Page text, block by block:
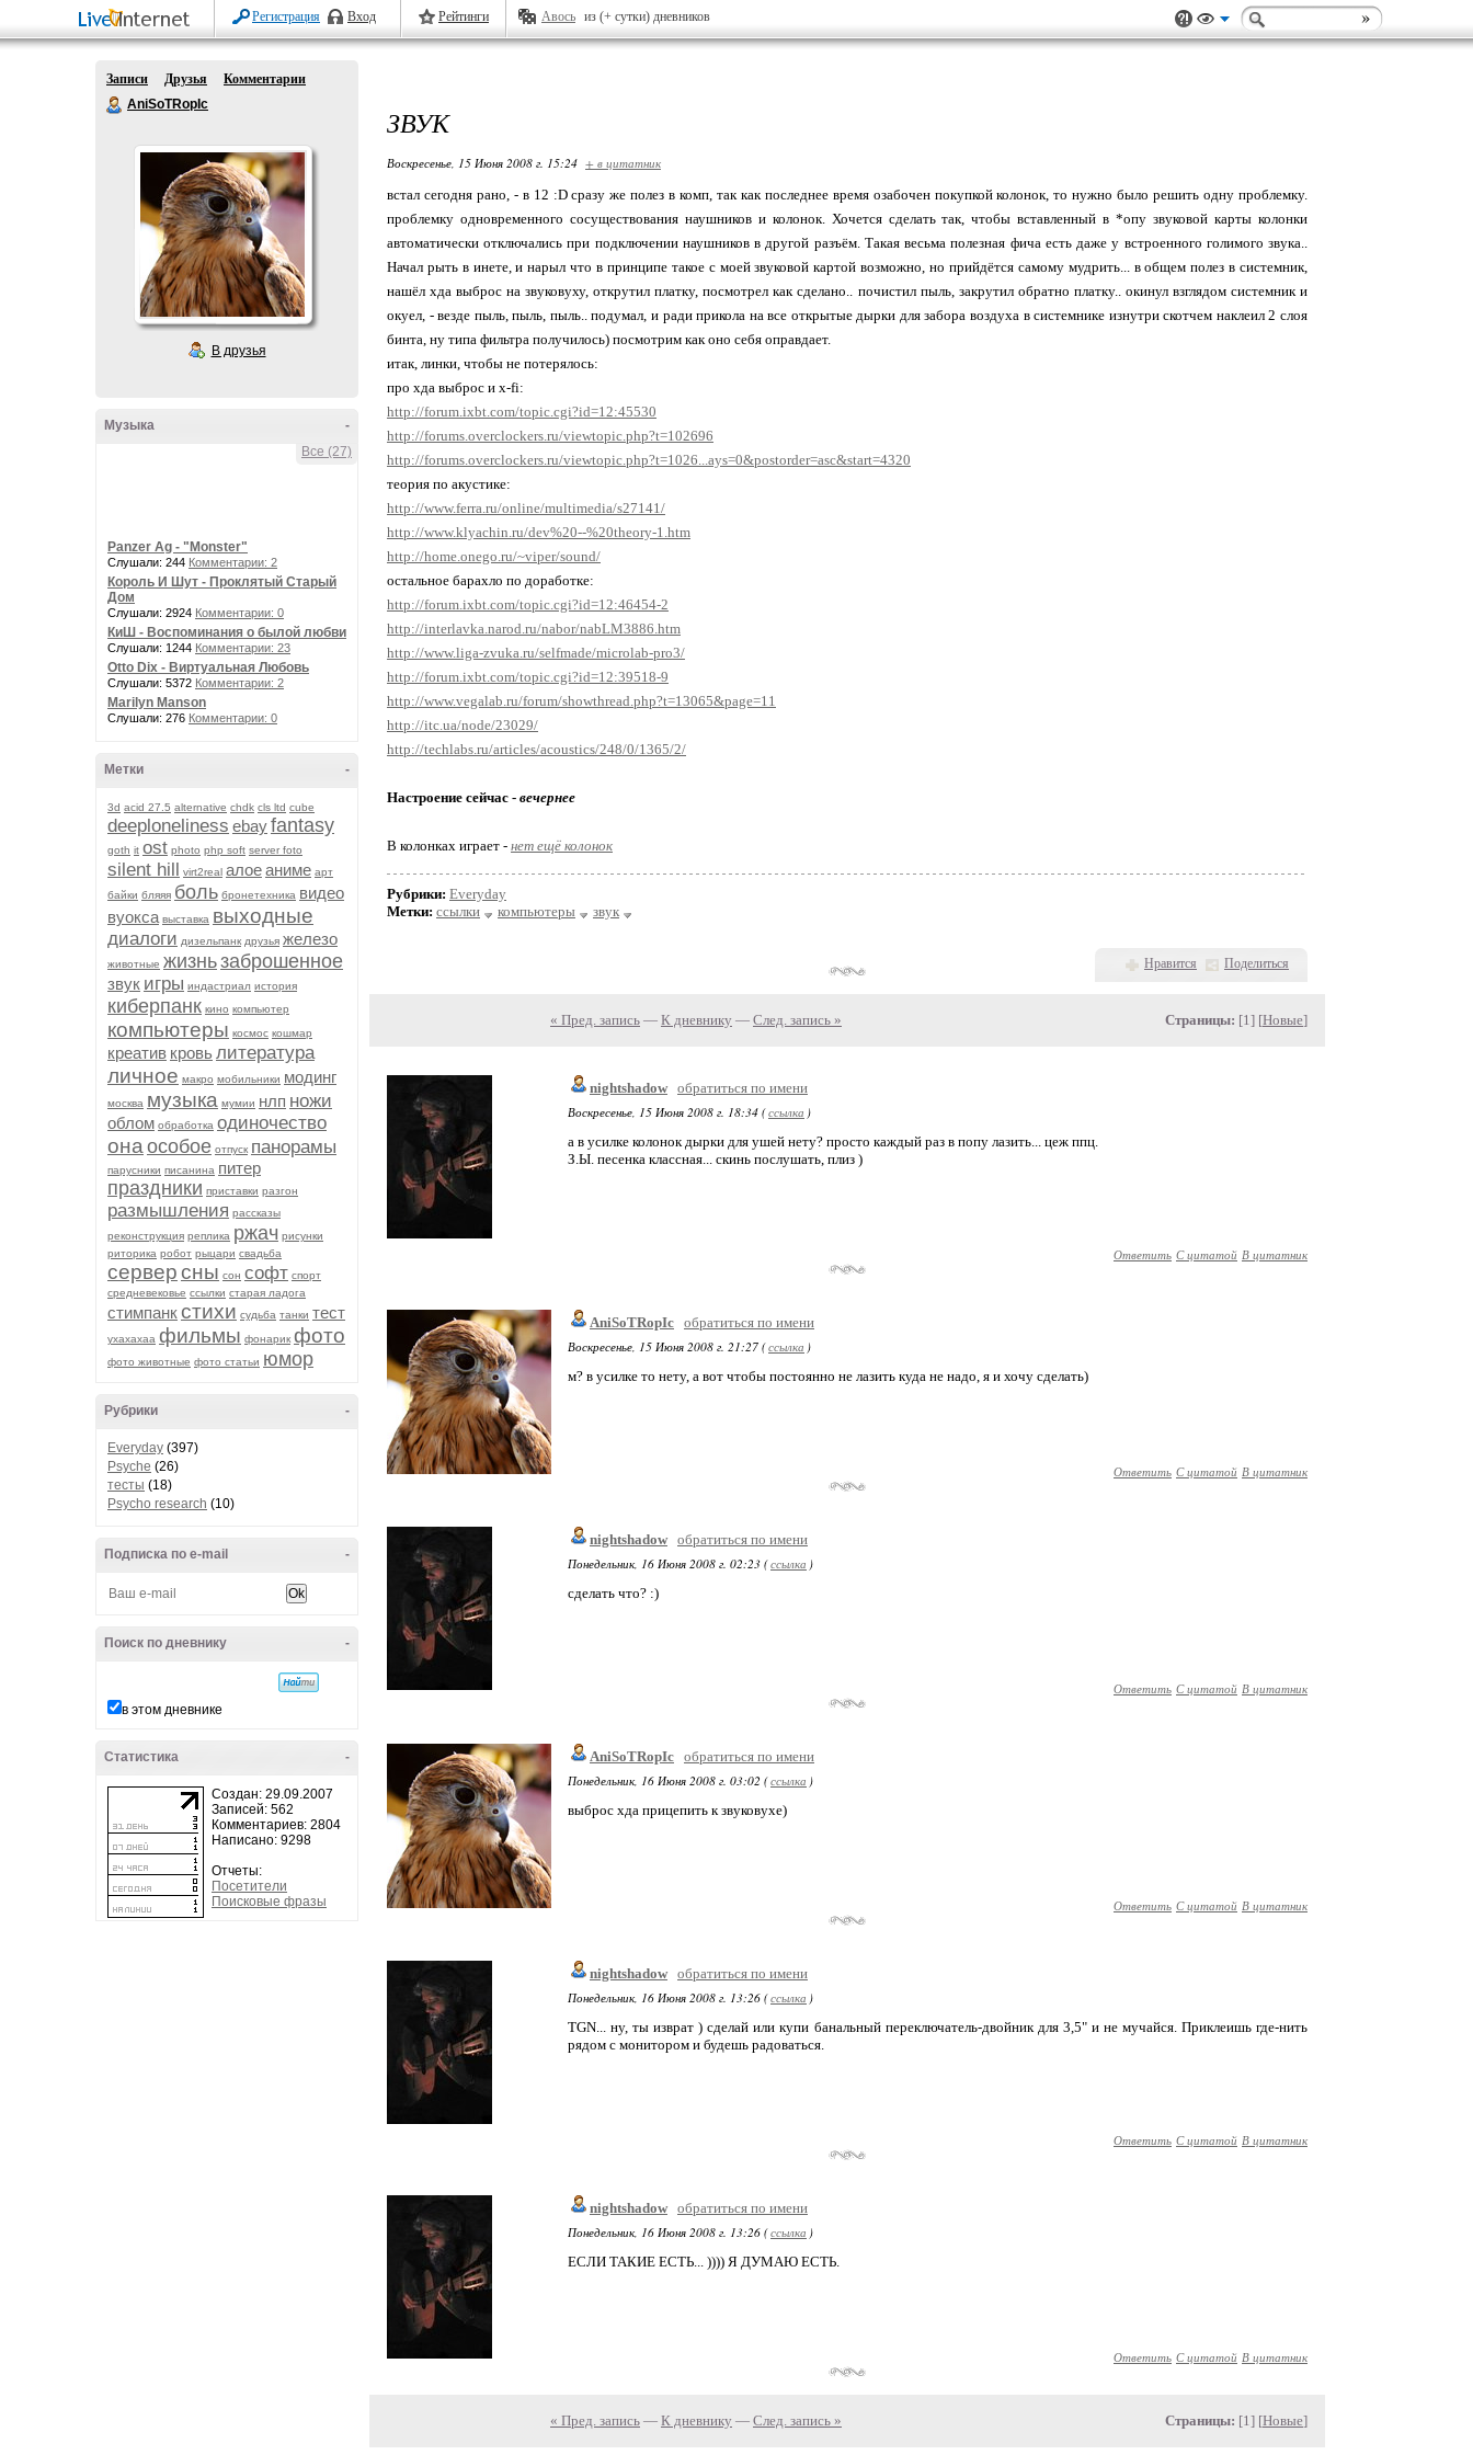
Регистрация Вход Рейтинги Авось из (+ сутки) дневников
Записи Друзья
Комментарии
AniSoTRopIc
В друзья
-
Музыка
Все (27)
Panzer Ag - "Monster"
Слушали: 244 Комментарии: 2
Король И Шут - Проклятый Старый
Дом
Слушали: 2924 Комментарии: 0
КиШ - Воспоминания о былой любви
Слушали: 1244 Комментарии: 23
Otto Dix - Виртуальная Любовь
Слушали: 5372 Комментарии: 2
Marilyn Manson
Слушали: 276 Комментарии: 0
-
Метки
3d acid 27.5 alternative chdk cls ltd cube
deeploneliness ebayfantasy
goth it ost photo php soft server foto
silent hill virt2real алоеаниме арт
байки бляяя боль бронетехника видео
вуокса выставка выходные
диалоги дизельпанк друзья железо
животные жизньзаброшенное
звук игры индастриал история
киберпанк кино компьютер
компьютеры космос кошмар
креатив кровьлитература
личное макро мобильники модинг
москва музыка мумии нлп ножи
облом обработка одиночество
она особое отпуск панорамы
парусники писанина питер
праздники приставки разгон
размышления рассказы
реконструкция реплика ржач рисунки
риторика робот рыцари свадьба
серверсны сон софт спорт
средневековье ссылки старая ладога
стимпанкстихи судьба танки тест
ухахахаа фильмы фонарик фото
фото животные фото статьи юмор
-
Рубрики
Everyday (397)
Psyche (26)
тесты (18)
Psycho research (10)
-
Подписка по e-mail
-
Поиск по дневнику
в этом дневнике
-
Статистика
Создан: 29.09.2007
Записей: 562
Комментариев: 2804
Написано: 9298
Отчеты:
Посетители
Поисковые фразы
ЗВУК
Воскресенье, 15 Июня 2008 г. 15:24 + в цитатник
встал сегодня рано, - в 12 :D сразу же полез в комп, так как последнее время озабочен покупкой колонок, то нужно было решить одну проблемку.
проблемку одновременного сосуществования наушников и колонок. Хочется сделать так, чтобы вставленный в *опу звуковой карты колонки
автоматически отключались при подключении наушников в другой разъём. Такая весьма полезная фича есть даже у встроенного голимого звука..
Начал рыть в инете, и нарыл что в принципе такое с моей звуковой картой возможно, но прийдётся самому мудрить... в общем полез в системник,
нашёл хда выброс на звуковуху, открутил платку, посмотрел как сделано.. почистил пыль, закрутил обратно платку.. окинул взглядом системник и
окуел, - везде пыль, пыль, пыль.. подумал, и ради прикола на все открытые дырки для забора воздуха в системнике изнутри скотчем наклеил 2 слоя
бинта, ну типа фильтра получилось) посмотрим как оно себя оправдает.
итак, линки, чтобы не потерялось:
про хда выброс и x-fi:
http://forum.ixbt.com/topic.cgi?id=12:45530
http://forums.overclockers.ru/viewtopic.php?t=102696
http://forums.overclockers.ru/viewtopic.php?t=1026...ays=0&postorder=asc&start=4320
теория по акустике:
http://www.ferra.ru/online/multimedia/s27141/
http://www.klyachin.ru/dev%20--%20theory-1.htm
http://home.onego.ru/~viper/sound/
остальное барахло по доработке:
http://forum.ixbt.com/topic.cgi?id=12:46454-2
http://interlavka.narod.ru/nabor/nabLM3886.htm
http://www.liga-zvuka.ru/selfmade/microlab-pro3/
http://forum.ixbt.com/topic.cgi?id=12:39518-9
http://www.vegalab.ru/forum/showthread.php?t=13065&page=11
http://itc.ua/node/23029/
http://techlabs.ru/articles/acoustics/248/0/1365/2/
Настроение сейчас - вечернее
В колонках играет - нет ещё колонок
Рубрики: Everyday
Метки: ссылки компьютеры звук
Нравится Поделиться
« Пред. запись — К дневнику — След. запись » Страницы: [1] [Новые]
nightshadow обратиться по имени
Воскресенье, 15 Июня 2008 г. 18:34 (ссылка )
а в усилке колонок дырки для ушей нету? просто каждый раз в попу лазить... цеж ппц.
З.Ы. песенка классная... скинь послушать, плиз )
Ответить С цитатой В цитатник
AniSoTRopIc обратиться по имени
Воскресенье, 15 Июня 2008 г. 21:27 (ссылка )
м? в усилке то нету, а вот чтобы постоянно не лазить куда не надо, я и хочу сделать)
Ответить С цитатой В цитатник
nightshadow обратиться по имени
Понедельник, 16 Июня 2008 г. 02:23 (ссылка )
сделать что? :)
Ответить С цитатой В цитатник
AniSoTRopIc обратиться по имени
Понедельник, 16 Июня 2008 г. 03:02 (ссылка )
выброс хда прицепить к звуковухе)
Ответить С цитатой В цитатник
nightshadow обратиться по имени
Понедельник, 16 Июня 2008 г. 13:26 (ссылка )
TGN... ну, ты изврат ) сделай или купи банальный переключатель-двойник для 3,5" и не мучайся. Приклеишь где-нить
рядом с монитором и будешь радоваться.
Ответить С цитатой В цитатник
nightshadow обратиться по имени
Понедельник, 16 Июня 2008 г. 13:26 (ссылка )
ЕСЛИ ТАКИЕ ЕСТЬ... )))) Я ДУМАЮ ЕСТЬ.
Ответить С цитатой В цитатник
« Пред. запись — К дневнику — След. запись » Страницы: [1] [Новые]